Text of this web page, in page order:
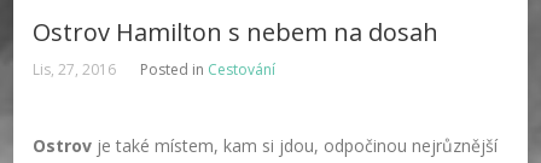
Ostrov Hamilton s nebem na dosah
Lis, 27, 2016 Posted in Cestování
Ostrov je také místem, kam si jdou, odpočinou nejrůznější